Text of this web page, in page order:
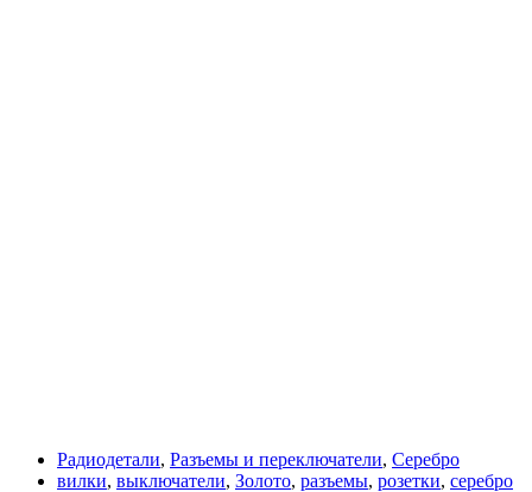
Радиодетали, Разъемы и переключатели, Серебро
вилки, выключатели, Золото, разъемы, розетки, серебро